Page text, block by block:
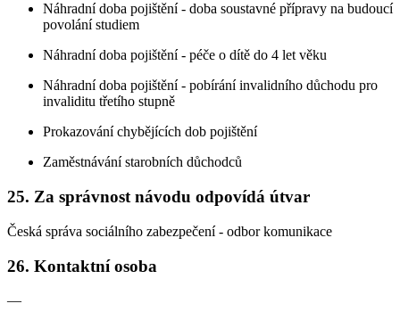
Náhradní doba pojištění - doba soustavné přípravy na budoucí
povolání studiem
Náhradní doba pojištění - péče o dítě do 4 let věku
Náhradní doba pojištění - pobírání invalidního důchodu pro
invaliditu třetího stupně
Prokazování chybějících dob pojištění
Zaměstnávání starobních důchodců
25. Za správnost návodu odpovídá útvar
Česká správa sociálního zabezpečení - odbor komunikace
26. Kontaktní osoba
—